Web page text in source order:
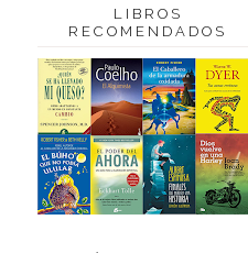
LIBROS
RECOMENDADOS